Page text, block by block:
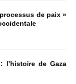
de paix »
l’histoire de Gaza